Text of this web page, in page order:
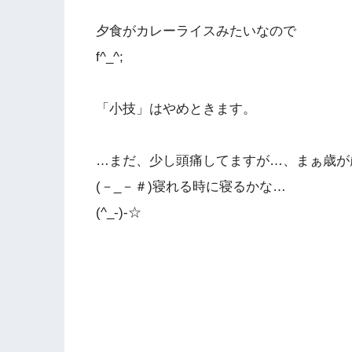
夕食がカレーライスみたいなので
f^_^;
「小技」はやめときます。
…まだ、少し頭痛してますが…、まぁ歳
(－_－＃)寝れる時に寝るかな…
(^_-)-☆